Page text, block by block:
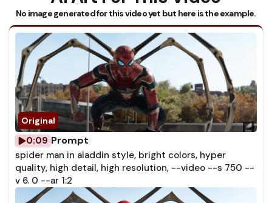
No image generated for this video yet but here is the example.
0:09 Prompt
spider man in aladdin style, bright colors, hyper
quality, high detail, high resolution, --video --s 750 --
v 6. 0 --ar 1:2